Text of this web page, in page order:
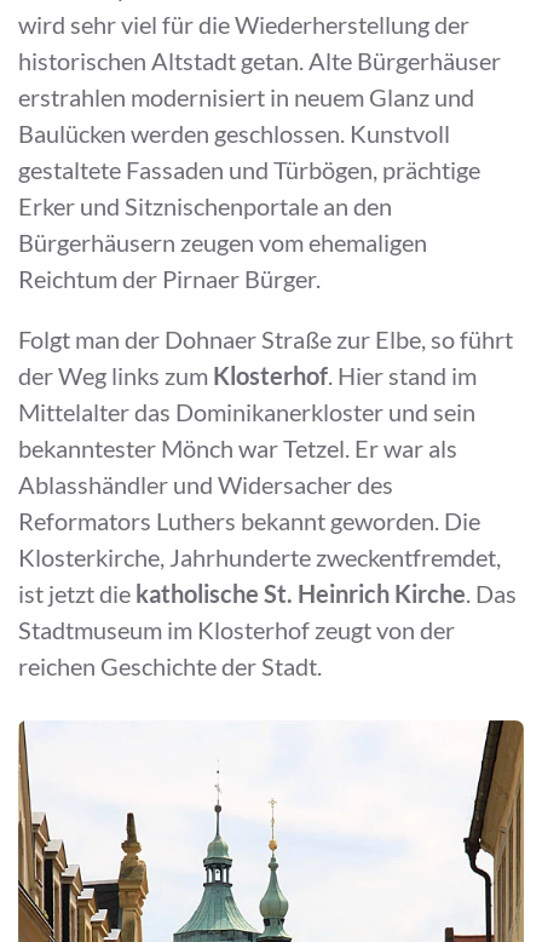
wird sehr viel für die Wiederherstellung der
historischen Altstadt getan. Alte Bürgerhäuser
erstrahlen modernisiert in neuem Glanz und
Baulücken werden geschlossen. Kunstvoll
gestaltete Fassaden und Türbögen, prächtige
Erker und Sitznischenportale an den
Bürgerhäusern zeugen vom ehemaligen
Reichtum der Pirnaer Bürger.
Folgt man der Dohnaer Straße zur Elbe, so führt
der Weg links zum Klosterhof. Hier stand im
Mittelalter das Dominikanerkloster und sein
bekanntester Mönch war Tetzel. Er war als
Ablasshändler und Widersacher des
Reformators Luthers bekannt geworden. Die
Klosterkirche, Jahrhunderte zweckentfremdet,
ist jetzt die katholische St. Heinrich Kirche. Das
Stadtmuseum im Klosterhof zeugt von der
reichen Geschichte der Stadt.